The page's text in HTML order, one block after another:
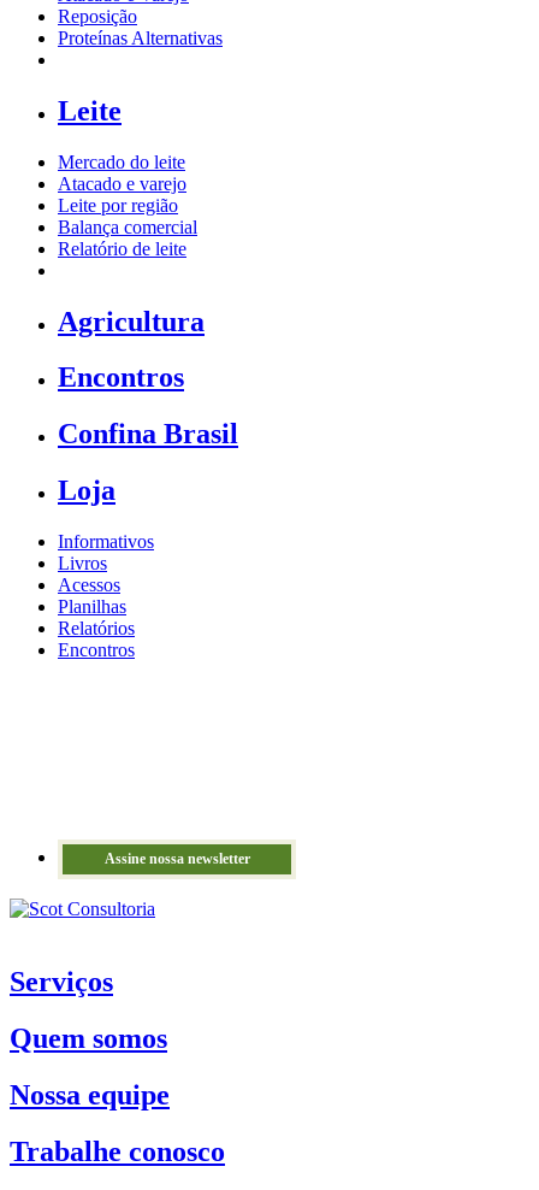
Reposição
Proteínas Alternativas
Leite
Mercado do leite
Atacado e varejo
Leite por região
Balança comercial
Relatório de leite
Agricultura
Encontros
Confina Brasil
Loja
Informativos
Livros
Acessos
Planilhas
Relatórios
Encontros
Assine nossa newsletter
Serviços
Quem somos
Nossa equipe
Trabalhe conosco